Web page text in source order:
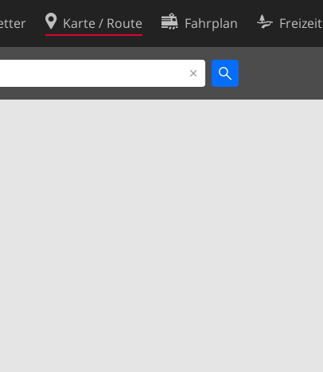
Karte / Route Fahrplan Freizeit
Cookie-Richtlinie
Cookie-Einstellungen